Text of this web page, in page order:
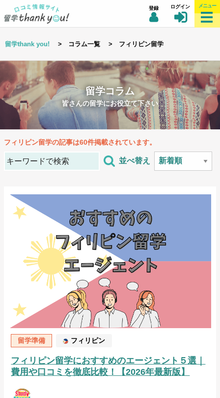
登録 ログイン メニュー
留学thank you! > コラム一覧 > フィリピン留学
留学コラム
皆さんの留学にお役立て下さい
フィリピン留学の記事は60件掲載されています。
並べ替え
留学準備 フィリピン
フィリピン留学におすすめのエージェント５選｜
費用や口コミを徹底比較！【2026年最新版】